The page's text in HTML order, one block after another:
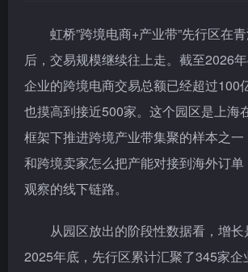
虹桥”跨境电商+产业带”先行区在
后，交易规模继续往上走。截至2026
企业的跨境电商交易总额已经超过100
也摸高到接近500家。这个园区是上海
框架下推进跨境产业带集聚的样本之
和跨境卖家怎么把产能对接到海外订
观察的线下链路。
从园区放出的阶段性数据看，增
2025年底，先行区累计汇聚了345家企